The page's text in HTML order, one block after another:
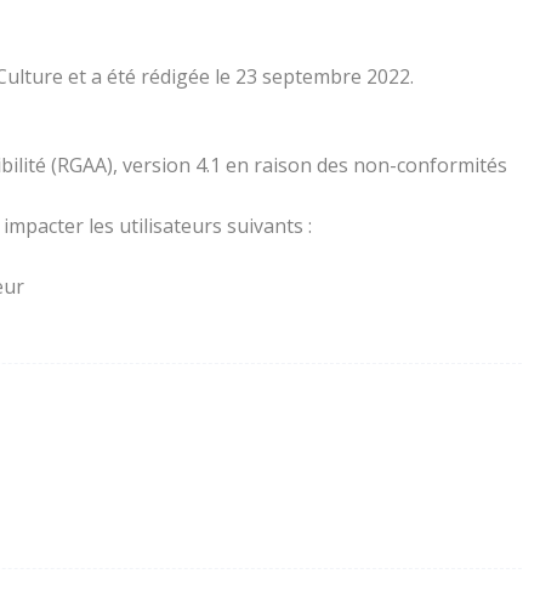
et a été rédigée le 23 septembre 2022.
(RGAA), version 4.1 en raison des non-conformités
les utilisateurs suivants :